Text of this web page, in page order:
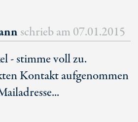
schrieb am 07.01.2015
- stimme voll zu.
Kontakt aufgenommen